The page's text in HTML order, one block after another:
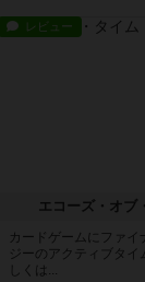
レビュー
エコーズ・オブ
カードゲームにファイ
ジーのアクティブタイ
しくは...